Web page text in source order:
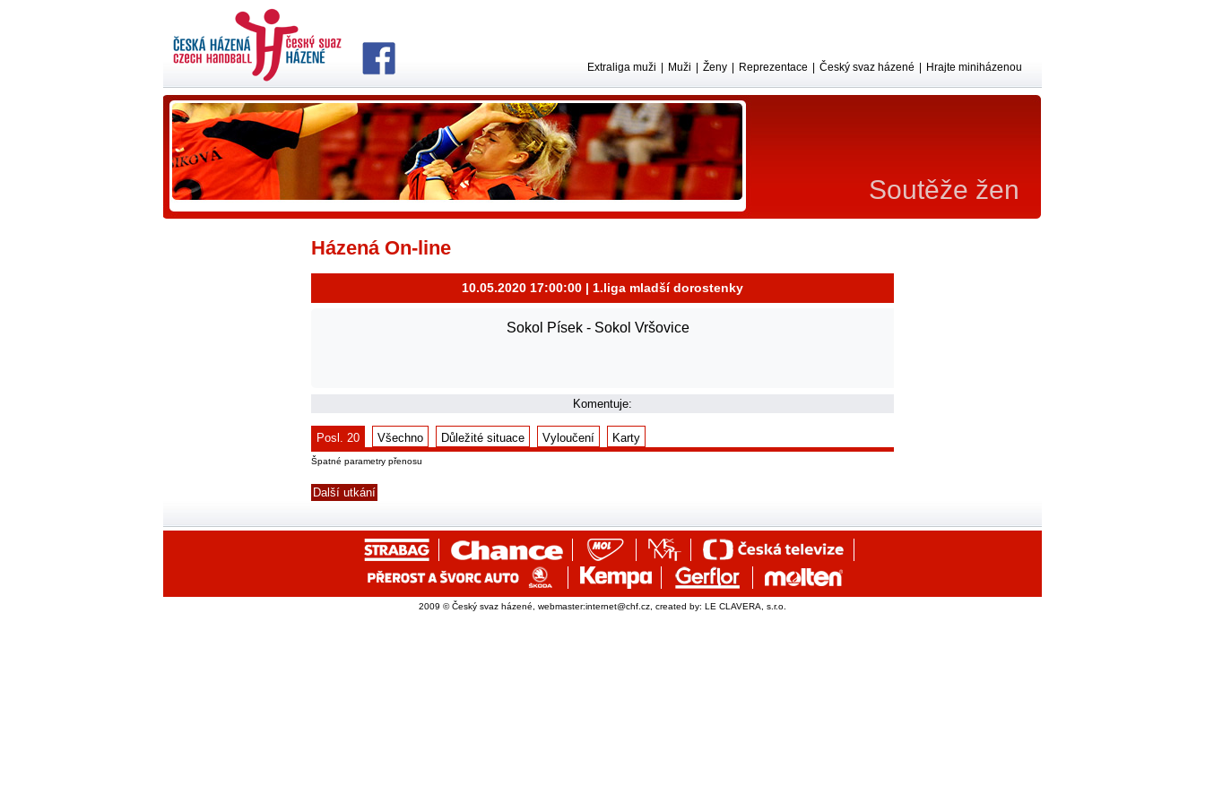
Soutěže žen
Extraliga muži Muži Ženy Reprezentace Český svaz házené Hrajte miniházenou
Házená On-line
10.05.2020 17:00:00 | 1.liga mladší dorostenky
Sokol Písek - Sokol Vršovice
Komentuje:
Posl. 20 Všechno Důležité situace Vyloučení Karty
Špatné parametry přenosu
Další utkání
2009 © Český svaz házené, webmaster:internet@chf.cz , created by: LE CLAVERA, s.r.o.